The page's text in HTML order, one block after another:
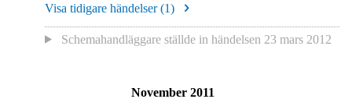
Visa tidigare händelser (1)
Schemahandläggare ställde in händelsen 23 mars 2012
November 2011